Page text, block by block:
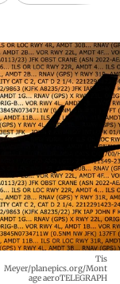
Tis
Meyer/planepics.org/Mont
age aeroTELEGRAPH